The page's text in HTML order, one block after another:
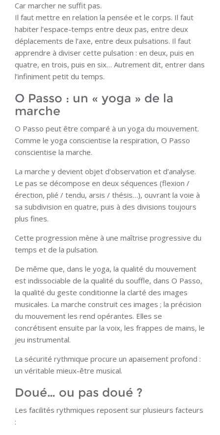
Car marcher ne suffit pas.
Il faut mettre en relation la pensée et le corps. Il faut
habiter l’espace-temps entre deux pas, entre deux
déplacements de l’axe, entre deux pulsations. Il faut
apprendre à diviser cette pulsation : en deux, puis en
quatre, en trois, puis en six… Autrement dit, entrer dans
l’infiniment petit du temps.
O Passo : un « yoga » de la
marche
O Passo peut être comparé à un yoga du mouvement.
Comme le yoga conscientise la respiration, O Passo
conscientise la marche.
La marche y devient objet d’observation et d’analyse.
Le pas se décompose en deux séquences (flexion /
érection, plié / tendu, arsis / thésis…), ouvrant la voie à
sa subdivision en quatre, puis à des divisions toujours
plus fines.
Cette progression mène à une maîtrise progressive du
temps et de la pulsation.
De même que, dans le yoga, la qualité du mouvement
est indissociable de la qualité du souffle, dans O Passo,
la qualité du geste conditionne la clarté des images
musicales. La marche construit ces images ; la précision
du mouvement les rend opérantes. Elles se
concrétisent ensuite par la voix, les frappes de mains, le
jeu instrumental.
La sécurité rythmique procure un apaisement profond :
un véritable mieux-être musical.
Doué… ou pas doué ?
Les facilités rythmiques reposent sur plusieurs facteurs
: